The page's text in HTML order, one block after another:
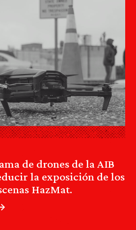
de drones de la AIB
la exposición de los
HazMat.